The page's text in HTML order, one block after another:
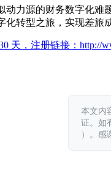
动力源的财务数字化难
转型之旅，实现差旅
天，注册链接： http://
本文内
证。如
）。感